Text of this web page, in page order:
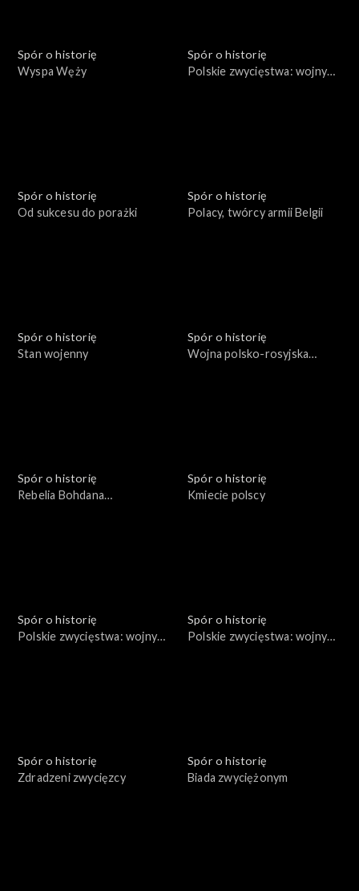
Spór o historię
Wyspa Węży
Spór o historię
Polskie zwycięstwa: wojny
Spór o historię
Od sukcesu do porażki
Spór o historię
Polacy, twórcy armii Belgii
Spór o historię
Stan wojenny
Spór o historię
Wojna polsko-rosyjska
Spór o historię
Rebelia Bohdana
Spór o historię
Kmiecie polscy
Spór o historię
Polskie zwycięstwa: wojny
Spór o historię
Polskie zwycięstwa: wojny
Spór o historię
Zdradzeni zwycięzcy
Spór o historię
Biada zwyciężonym